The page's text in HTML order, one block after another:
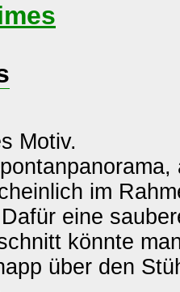
Motiv.
im
eine
könnte
über den